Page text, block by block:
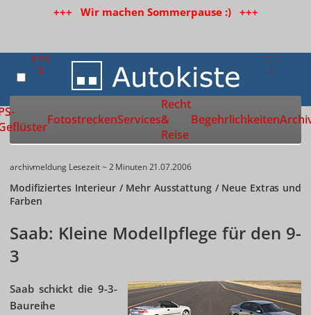
+++ Wir machen Sommerpause :) +++
Zur Startseite
FotostreckenServices
Recht
&
Reise
Begehrlichkeiten
archivmeldung Lesezeit ~ 2 Minuten21.07.2006
Modifiziertes Interieur / Mehr Ausstattung / Neue Extras und
Farben
Saab: Kleine Modellpflege für den 9-
3
Saab schickt die 9-3-
Baureihe